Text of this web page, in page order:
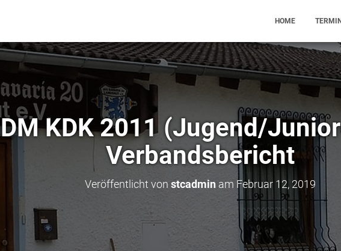
HOME
DM KDK 2011 (Jugend/
Verbandsbericht
Veröffentlicht vonstcadmin am Februar 12, 2019